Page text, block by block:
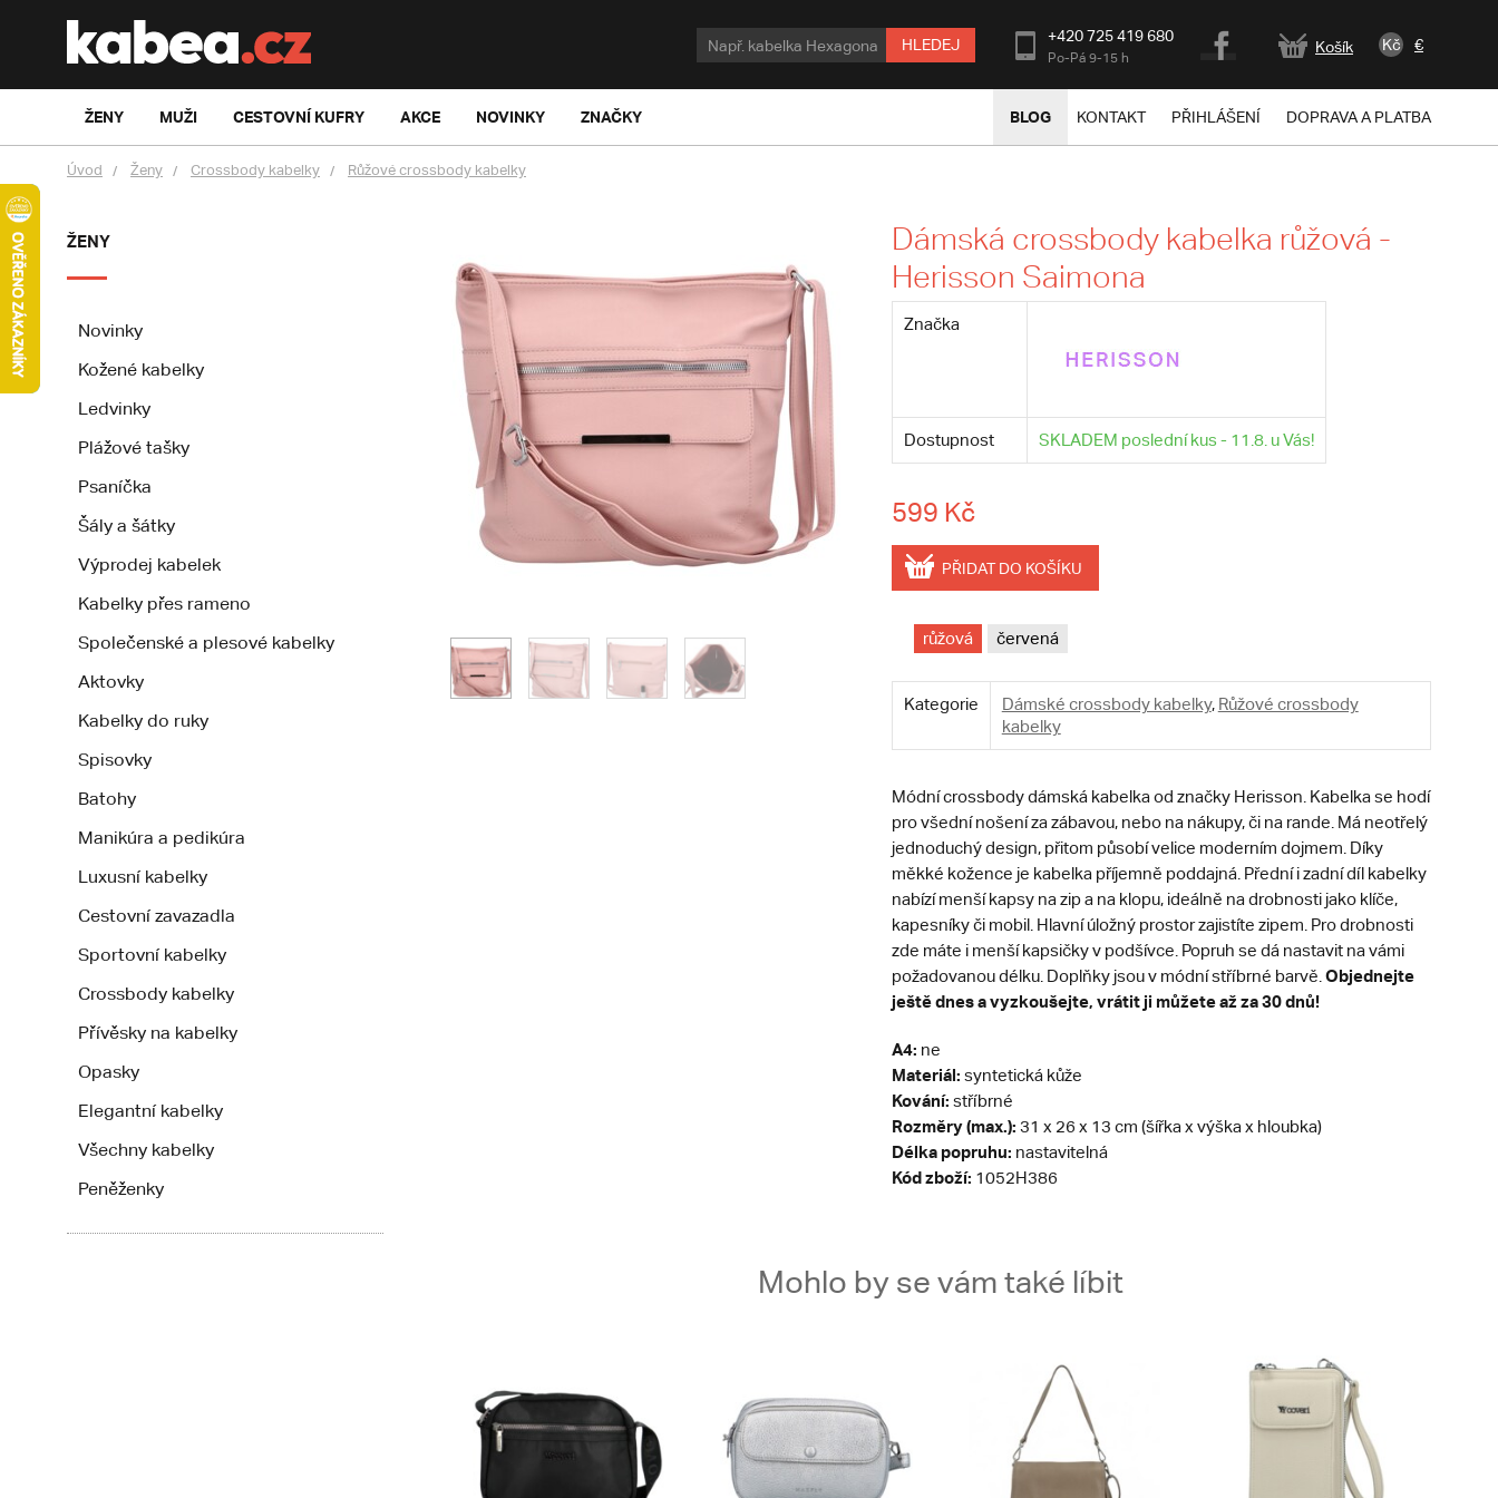
HLEDEJ +420 725 419 680
Po-Pá 9-15 h
Košík Kč €
ŽENY MUŽI CESTOVNÍ KUFRY AKCE NOVINKY ZNAČKY BLOG KONTAKT PŘIHLÁŠENÍ DOPRAVA A PLATBA
Úvod Ženy Crossbody kabelky Růžové crossbody kabelky
ŽENY
Novinky
Kožené kabelky
Ledvinky
Plážové tašky
Psaníčka
Šály a šátky
Výprodej kabelek
Kabelky přes rameno
Společenské a plesové kabelky
Aktovky
Kabelky do ruky
Spisovky
Batohy
Manikúra a pedikúra
Luxusní kabelky
Cestovní zavazadla
Sportovní kabelky
Crossbody kabelky
Přívěsky na kabelky
Opasky
Elegantní kabelky
Všechny kabelky
Peněženky
Dámská crossbody kabelka růžová -
Herisson Saimona
Značka
Dostupnost SKLADEM poslední kus - 11.8. u Vás!
599 Kč
PŘIDAT DO KOŠÍKU
růžová červená
Kategorie Dámské crossbody kabelky, Růžové crossbody
kabelky
Módní crossbody dámská kabelka od značky Herisson. Kabelka se hodí
pro všední nošení za zábavou, nebo na nákupy, či na rande. Má neotřelý
jednoduchý design, přitom působí velice moderním dojmem. Díky
měkké kožence je kabelka příjemně poddajná. Přední i zadní díl kabelky
nabízí menší kapsy na zip a na klopu, ideálně na drobnosti jako klíče,
kapesníky či mobil. Hlavní úložný prostor zajistíte zipem. Pro drobnosti
zde máte i menší kapsičky v podšívce. Popruh se dá nastavit na vámi
požadovanou délku. Doplňky jsou v módní stříbrné barvě. Objednejte
ještě dnes a vyzkoušejte, vrátit ji můžete až za 30 dnů!
A4: ne
Materiál: syntetická kůže
Kování: stříbrné
Rozměry (max.): 31 x 26 x 13 cm (šířka x výška x hloubka)
Délka popruhu: nastavitelná
Kód zboží: 1052H386
Mohlo by se vám také líbit